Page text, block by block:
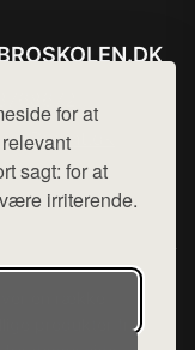
for at
sagt: for at
irriterende.
hej@want.dk
og privatlivspolitik
en række
produkter fra